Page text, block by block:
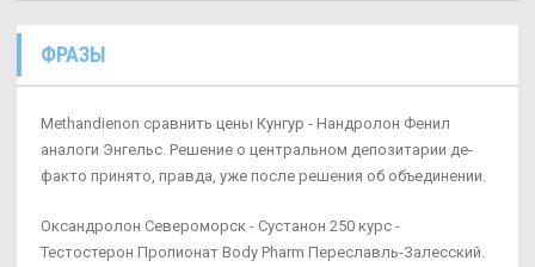
ФРАЗЫ
Methandienon сравнить цены Кунгур - Нандролон Фенил
аналоги Энгельс. Решение о центральном депозитарии де-
факто принято, правда, уже после решения об объединении.
Оксандролон Североморск - Сустанон 250 курс -
Тестостерон Пропионат Body Pharm Переславль-Залесский.